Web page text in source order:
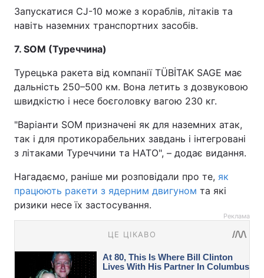
Запускатися CJ-10 може з кораблів, літаків та
навіть наземних транспортних засобів.
7. SOM (Туреччина)
Турецька ракета від компанії TÜBİTAK SAGE має
дальність 250–500 км. Вона летить з дозвуковою
швидкістю і несе боєголовку вагою 230 кг.
"Варіанти SOM призначені як для наземних атак,
так і для протикорабельних завдань і інтегровані
з літаками Туреччини та НАТО", – додає видання.
Нагадаємо, раніше ми розповідали про те, як
працюють ракети з ядерним двигуном та які
ризики несе їх застосування.
Реклама